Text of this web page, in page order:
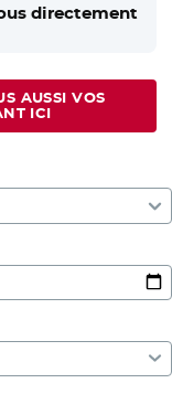
directement
AUSSI VOS
ICI